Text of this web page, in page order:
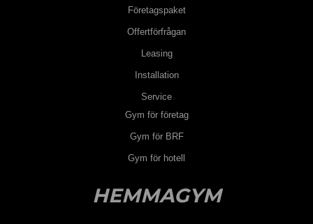
Företagspaket
Offertförfrågan
Leasing
Installation
Service
Gym för företag
Gym för BRF
Gym för hotell
HEMMAGYM